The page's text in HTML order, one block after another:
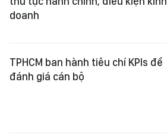
doanh
TPHCM ban hành tiêu chí KPIs để
đánh giá cán bộ